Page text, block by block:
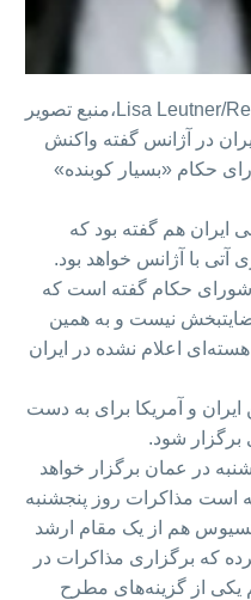
منبع تصویر،Lisa Leutner/
در آژانس گفته واکنش
حکام «بسیار کوبنده»
ایران هم گفته بود که
آتی با آژانس خواهد بود.
حکام گفته است که
نیست و به همین
هسته‌ای اعلام نشده در ایران
و آمریکا برای به دست
برگزار شود.
در عمان برگزار خواهد
است مذاکرات روز پنجشنبه
هم از یک مقام ارشد
که برگزاری مذاکرات در
یکی از گزینه‌های مطرح